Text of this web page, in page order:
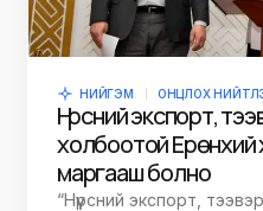
НИЙГЭМ ОНЦЛОХ
Нүүрсний экспорт,
холбоотой Ерөнхий
маргааш болно
“Нүүрсний экспорт,